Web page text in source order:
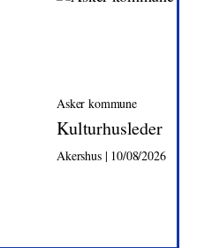
Asker kommune
Kulturhusleder
Akershus | 10/08/2026